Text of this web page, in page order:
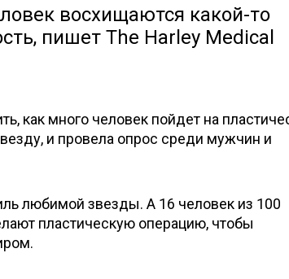
восхищаются какой-то
пишет The Harley Medical
как много человек пойдет на
и провела опрос среди мужчин и
любимой звезды. А 16 человек из 100
пластическую операцию, чтобы